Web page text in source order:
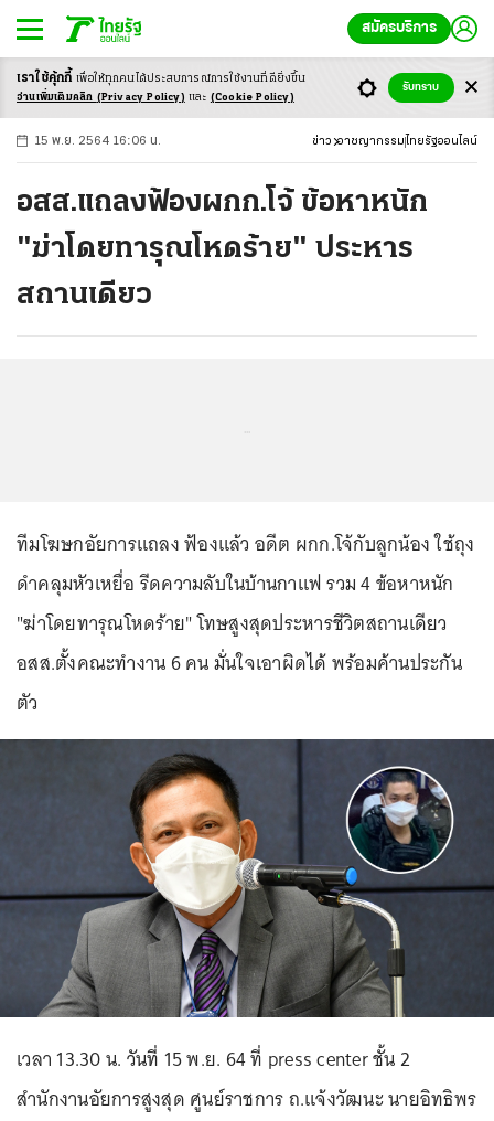
สมัครบริการ
-ก ก ก+
15 พ.ย. 2564 16:06 น. ข่าว อาชญากรรม ไทยรัฐออนไลน์
อสส.แถลงฟ้องผกก.โจ้ ข้อหาหนัก
"ฆ่าโดยทารุณโหดร้าย" ประหาร
สถานเดียว
ทีมโฆษกอัยการแถลง ฟ้องแล้ว อดีต ผกก.โจ้กับลูกน้อง ใช้ถุง
ดำคลุมหัวเหยื่อ รีดความลับในบ้านกาแฟ รวม 4 ข้อหาหนัก
"ฆ่าโดยทารุณโหดร้าย" โทษสูงสุดประหารชีวิตสถานเดียว
อสส.ตั้งคณะทำงาน 6 คน มั่นใจเอาผิดได้ พร้อมค้านประกัน
ตัว
เวลา 13.30 น. วันที่ 15 พ.ย. 64 ที่ press center ชั้น 2
สำนักงานอัยการสูงสุด ศูนย์ราชการ ถ.แจ้งวัฒนะ นายอิทธิพร
เราใช้คุ้กกี้ เพื่อให้ทุกคนได้ประสบการณ์การใช้งานที่ดียิ่งขึ้น
อ่านเพิ่มเติมคลิก (Privacy Policy) และ (Cookie Policy)
รับทราบ